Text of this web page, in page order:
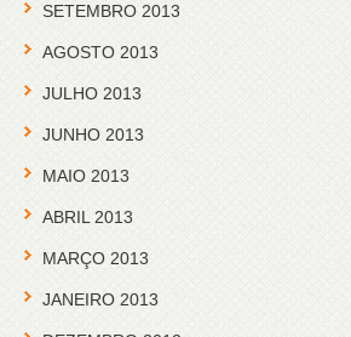
SETEMBRO 2013
AGOSTO 2013
JULHO 2013
JUNHO 2013
MAIO 2013
ABRIL 2013
MARÇO 2013
JANEIRO 2013